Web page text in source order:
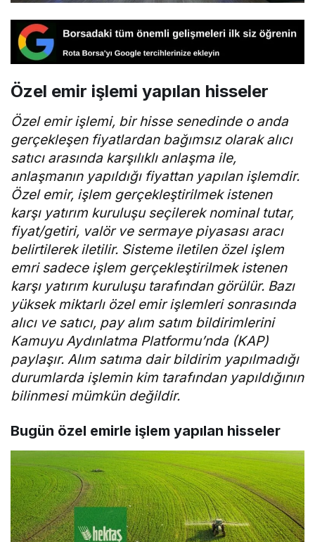
Özel emir işlemi yapılan hisseler
Özel emir işlemi, bir hisse senedinde o anda
gerçekleşen fiyatlardan bağımsız olarak alıcı
satıcı arasında karşılıklı anlaşma ile,
anlaşmanın yapıldığı fiyattan yapılan işlemdir.
Özel emir, işlem gerçekleştirilmek istenen
karşı yatırım kuruluşu seçilerek nominal tutar,
fiyat/getiri, valör ve sermaye piyasası aracı
belirtilerek iletilir. Sisteme iletilen özel işlem
emri sadece işlem gerçekleştirilmek istenen
karşı yatırım kuruluşu tarafından görülür. Bazı
yüksek miktarlı özel emir işlemleri sonrasında
alıcı ve satıcı, pay alım satım bildirimlerini
Kamuyu Aydınlatma Platformu’nda (KAP)
paylaşır. Alım satıma dair bildirim yapılmadığı
durumlarda işlemin kim tarafından yapıldığının
bilinmesi mümkün değildir.
Bugün özel emirle işlem yapılan hisseler